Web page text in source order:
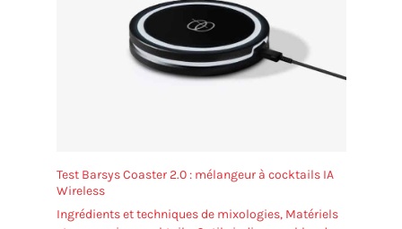
réunions décontractées
ou formelles. Voici les
happy hours les plus
heureux et les plus
branchés de tous les
Test Barsys Coaster 2.0 : mélangeur à cocktails IA
Wireless
Ingrédients et techniques de mixologies, Matériels